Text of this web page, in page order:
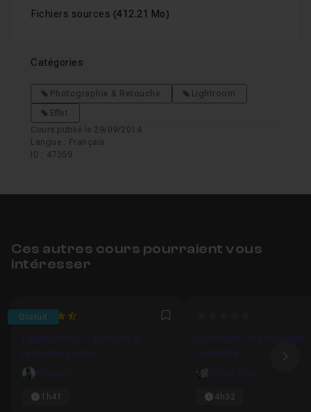
Fichiers sources (412.21 Mo)
Catégories
Photographie & Retouche
Lightroom
Effet
Cours publié le 29/09/2014
Langue : Français
ID : 47359
Ces autres cours pourraient vous
intéresser
Gratuit
4.3333333333333 Favori
Lightroom CC - Débuter la
retouche photo
Mhsprod
1h41
Lightroom : la formation
complète
Julien Pons
4h32